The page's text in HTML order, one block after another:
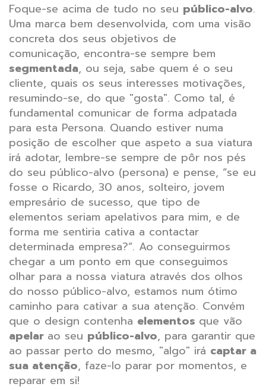
Foque-se acima de tudo no seu público-alvo.
Uma marca bem desenvolvida, com uma visão
concreta dos seus objetivos de
comunicação, encontra-se sempre bem
segmentada, ou seja, sabe quem é o seu
cliente, quais os seus interesses motivações,
resumindo-se, do que "gosta". Como tal, é
fundamental comunicar de forma adpatada
para esta Persona. Quando estiver numa
posição de escolher que aspeto a sua viatura
irá adotar, lembre-se sempre de pôr nos pés
do seu público-alvo (persona) e pense, “se eu
fosse o Ricardo, 30 anos, solteiro, jovem
empresário de sucesso, que tipo de
elementos seriam apelativos para mim, e de
forma me sentiria cativa a contactar
determinada empresa?”. Ao conseguirmos
chegar a um ponto em que conseguimos
olhar para a nossa viatura através dos olhos
do nosso público-alvo, estamos num ótimo
caminho para cativar a sua atenção. Convém
que o design contenha elementos que vão
apelar ao seu público-alvo, para garantir que
ao passar perto do mesmo, "algo" irá captar a
sua atenção, faze-lo parar por momentos, e
reparar em si!